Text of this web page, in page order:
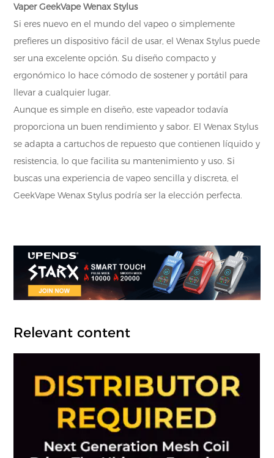
Vaper GeekVape Wenax Stylus
Si eres nuevo en el mundo del vapeo o simplemente
prefieres un dispositivo fácil de usar, el Wenax Stylus puede
ser una excelente opción. Su diseño compacto y
ergonómico lo hace cómodo de sostener y portátil para
llevar a cualquier lugar.
Aunque es simple en diseño, este vapeador todavía
proporciona un buen rendimiento y sabor. El Wenax Stylus
se adapta a cartuchos de repuesto que contienen líquido y
resistencia, lo que facilita su mantenimiento y uso. Si
buscas una experiencia de vapeo sencilla y discreta, el
GeekVape Wenax Stylus podría ser la elección perfecta.
Relevant content